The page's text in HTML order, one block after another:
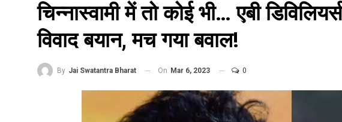
चिन्नास्वामी में तो कोई भी… एबी
विवाद बयान, मच गया बवाल!
By Jai Swatantra Bharat On Mar 6, 2023 0